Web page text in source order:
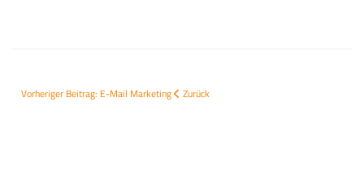
Vorheriger Beitrag: E-Mail Marketing Zurück